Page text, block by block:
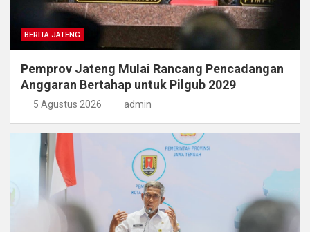
BERITA JATENG
Pemprov Jateng Mulai Rancang Pencadangan
Anggaran Bertahap untuk Pilgub 2029
5 Agustus 2026 admin